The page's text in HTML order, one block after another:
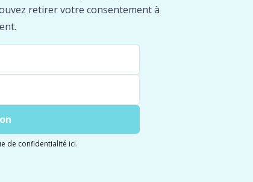
retirer votre consentement à
de confidentialité ici.